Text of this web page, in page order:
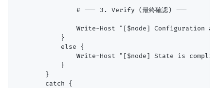
                # --- 3. Verify (最終確認) ---
Write-Host "[$node] Configuration
            }
            else {
Write-Host "[$node] State is
            }
        }
        catch {